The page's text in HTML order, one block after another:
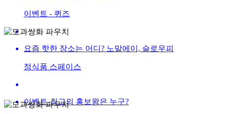
이벤트 - 퀴즈
요즘 핫한 장소는 어디? 노말에이, 슬로우피
정식품 스페이스
이벤트-최고의 홍보왕은 누구?